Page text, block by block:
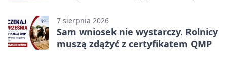
7 sierpnia 2026
Sam wniosek nie wystarczy. Rolnicy
muszą zdążyć z certyfikatem QMP